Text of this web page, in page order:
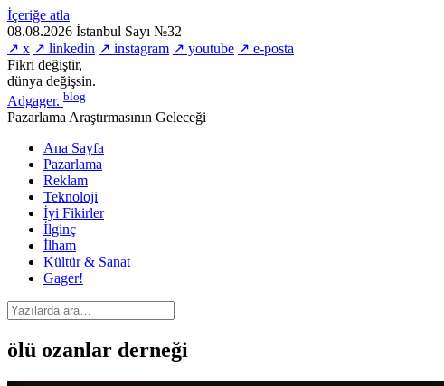
İçeriğe atla
08.08.2026 İstanbul Sayı №32
↗ x ↗ linkedin ↗ instagram ↗ youtube ↗ e-posta
Fikri değiştir,
dünya değişsin.
Adgager. blog
Pazarlama Araştırmasının Geleceği
Ana Sayfa
Pazarlama
Reklam
Teknoloji
İyi Fikirler
İlginç
İlham
Kültür & Sanat
Gager!
ölü ozanlar derneği